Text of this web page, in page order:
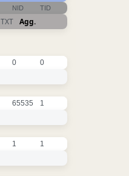
NID TID
TXT Agg.
0 0
65535 1
1 1